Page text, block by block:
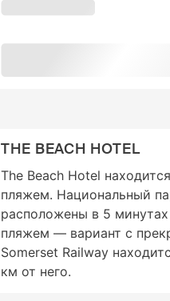
THE BEACH HOTEL
The Beach Hotel
пляжем. Национальный
расположены в 5
пляжем — вариант с
Somerset Railway
км от него.